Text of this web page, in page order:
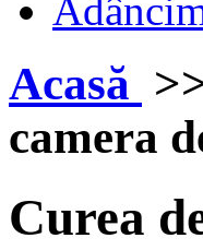
Acasă
camera
Curea